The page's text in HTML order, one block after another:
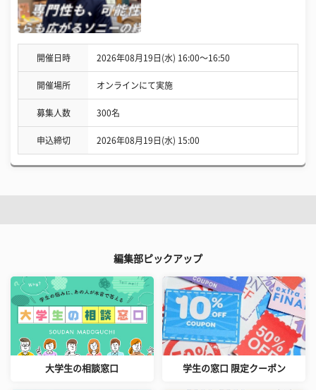
開催日時 2026年08月19日(水) 16:00〜16:50
開催場所 オンラインにて実施
募集人数 300名
申込締切 2026年08月19日(水) 15:00
編集部ピックアップ
大学生の相談窓口 学生の窓口 限定クーポン